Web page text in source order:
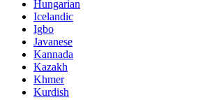
Hungarian
Icelandic
Igbo
Javanese
Kannada
Kazakh
Khmer
Kurdish